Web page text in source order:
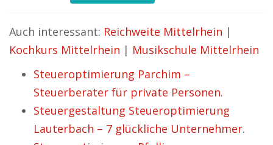
Auch interessant: Reichweite Mittelrhein |
Kochkurs Mittelrhein | Musikschule Mittelrhein
Steueroptimierung Parchim –
Steuerberater für private Personen.
Steuergestaltung Steueroptimierung
Lauterbach – 7 glückliche Unternehmer.